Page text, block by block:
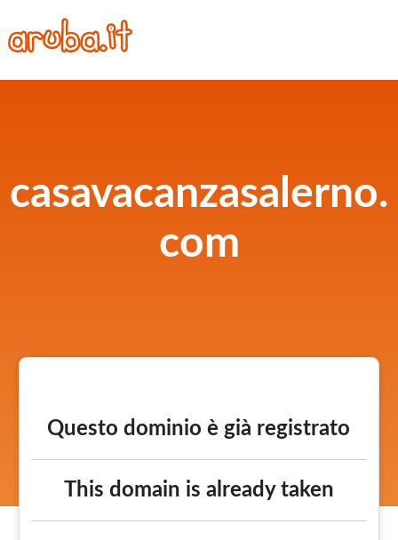
casavacanzasalerno.
com
Questo dominio è già registrato
This domain is already taken